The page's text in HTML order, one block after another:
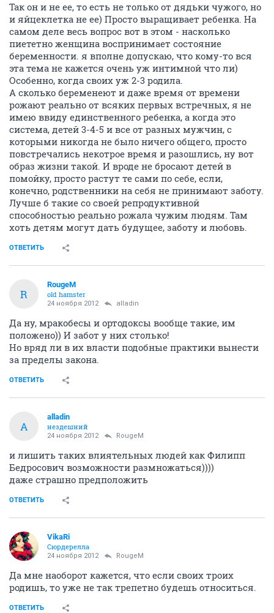
Так он и не ее, то есть не только от дядьки чужого, но
и яйцеклетка не ее) Просто выращивает ребенка. На
самом деле весь вопрос вот в этом - насколько
пиететно женщина воспринимает состояние
беременности. я вполне допускаю, что кому-то вся
эта тема не кажется очень уж интимной что ли)
Особенно, когда своих уж 2-3 родила.
А сколько беременеют и даже время от времени
рожают реально от всяких первых встречных, я не
имею ввиду единственного ребенка, а когда это
система, детей 3-4-5 и все от разных мужчин, с
которыми никогда не было ничего общего, просто
повстречались некотрое время и разошлись, ну вот
образ жизни такой. И вроде не бросают детей в
помойку, просто растут те сами по себе, если,
конечно, родственники на себя не принимают заботу.
Лучше б такие со своей репродуктивной
способностью реально рожала чужим людям. Там
хоть детям могут дать будущее, заботу и любовь.
ОТВЕТИТЬ
R
RougeM
old hamster
24 ноября 2012 alladin
Да ну, мракобесы и ортодоксы вообще такие, им
положено)) И забот у них столько!
Но вряд ли в их власти подобные практики вынести
за пределы закона.
ОТВЕТИТЬ
A
alladin
нездешний
24 ноября 2012 RougeM
и лишить таких влиятельных людей как Филипп
Бедросович возможности размножаться))))
даже страшно предположить
ОТВЕТИТЬ
VikaRi
Сюрдерелла
24 ноября 2012 RougeM
Да мне наоборот кажется, что если своих троих
родишь, то уже не так трепетно будешь относиться.
ОТВЕТИТЬ